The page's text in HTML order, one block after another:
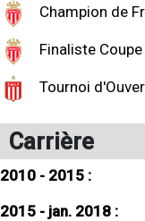
Champion de
Finaliste
Tournoi
Carrière
2010 - 2015 :
2015 - jan. 2018 :